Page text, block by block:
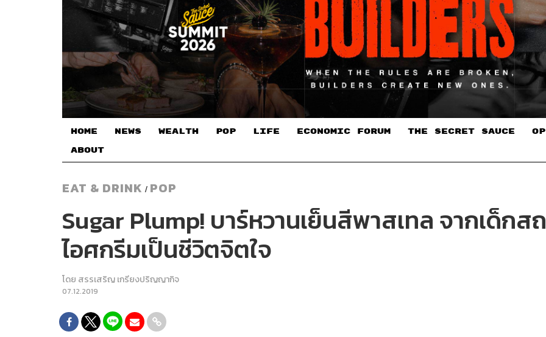
HOME NEWS WEALTH POP LIFE ECONOMIC FORUM THE SECRET SAUCE​
ABOUT
EAT & DRINK / POP
Sugar Plump! บาร์หวานเย็นสีพาสเทล จากเด็ก
ไอศกรีมเป็นชีวิตจิตใจ
โดย สรรเสริญ เกรียงปริญญากิจ
07.12.2019